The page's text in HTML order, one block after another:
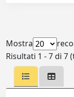
Mostra
Risultati 1 - 7 di 7